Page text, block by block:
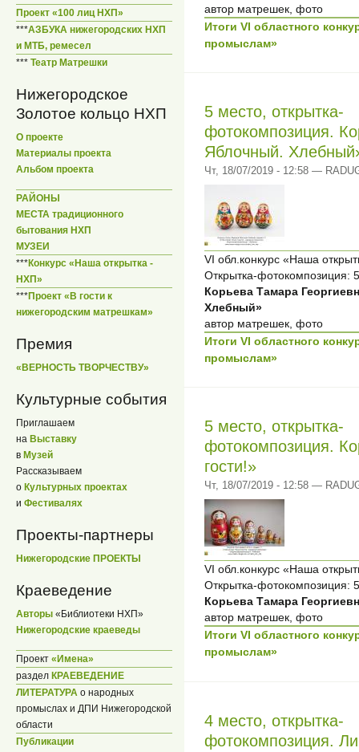
Проект «100 лиц НХП»
***АЗБУКА нижегородских НХП
и МТБ, ремесел
*** Театр Матрешки
Нижегородское
Золотое кольцо НХП
О проекте
Материалы проекта
Альбом проекта
РАЙОНЫ
МЕСТА традиционного
бытования НХП
МУЗЕИ
***Конкурс «Наша открытка -
НХП»
***Проект «В гости к
нижегородским матрешкам»
Премия
«ВЕРНОСТЬ ТВОРЧЕСТВУ»
Культурные события
Приглашаем
на Выставку
в Музей
Рассказываем
о Культурных проектах
и Фестивалях
Проекты-партнеры
Нижегородские ПРОЕКТЫ
Краеведение
Авторы «Библиотеки НХП»
Нижегородские краеведы
Проект «Имена»
раздел КРАЕВЕДЕНИЕ
ЛИТЕРАТУРА о народных
промыслах и ДПИ Нижегородской
области
Публикации
автор матрешек, фото
Итоги VI областного
промыслам»
5 место, открытка-
фотокомпозиция.
Яблочный.
Чт, 18/07/2019 - 12:58 —
VI обл.конкурс «Наша
Открытка-фотокомпозиция:
Корьева Тамара
Хлебный»
автор матрешек, фото
Итоги VI областного
промыслам»
5 место, открытка-
фотокомпозиция.
гости!»
Чт, 18/07/2019 - 12:58 —
VI обл.конкурс «Наша
Открытка-фотокомпозиция:
Корьева Тамара
автор матрешек, фото
Итоги VI областного
промыслам»
4 место, открытка-
фотокомпозиция.